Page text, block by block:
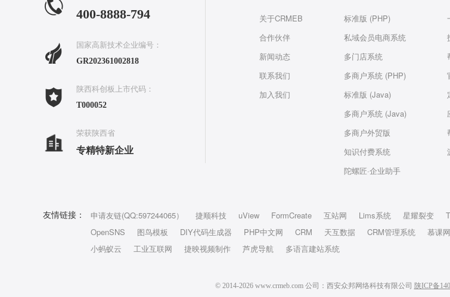
400-8888-794
国家高新技术企业编号：
GR202361002818
陕西科创板上市代码：
T000052
荣获陕西省
专精特新企业
关于CRMEB
合作伙伴
新闻动态
联系我们
加入我们
标准版 (PHP)
私域会员电商系统
多门店系统
多商户系统 (PHP)
标准版 (Java)
多商户系统 (Java)
多商户外贸版
知识付费系统
陀螺匠·企业助手
友情链接： 申请友链(QQ:597244065） 捷顺科技 uView FormCreate 互站网 Lims系统 星耀裂变
OpenSNS
图鸟模板 DIY代码生成器 PHP中文网 CRM 天互数据 CRM管理系统 慕课网
小蚂蚁云
工业互联网 捷映视频制作 芦虎导航 多语言建站系统
© 2014-2026 www.crmeb.com 公司：西安众邦网络科技有限公司 陕ICP备